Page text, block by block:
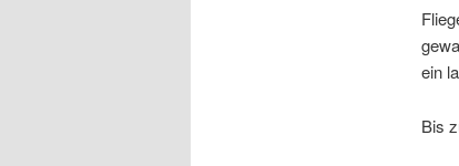
ein
Bis